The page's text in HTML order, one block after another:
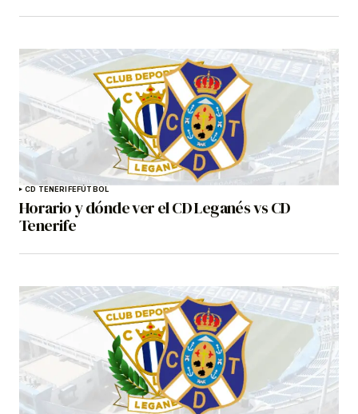
CD TENERIFEFÚTBOL
Horario y dónde ver el CD Leganés vs CD
Tenerife